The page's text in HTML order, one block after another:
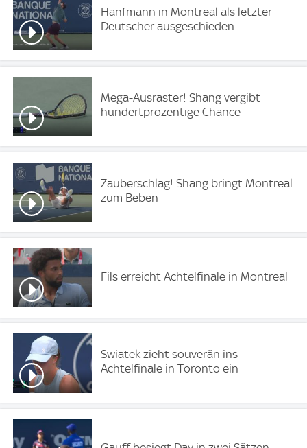
Hanfmann in Montreal als letzter
Deutscher ausgeschieden
Mega-Ausraster! Shang vergibt
hundertprozentige Chance
Zauberschlag! Shang bringt Montreal
zum Beben
Fils erreicht Achtelfinale in Montreal
Swiatek zieht souverän ins
Achtelfinale in Toronto ein